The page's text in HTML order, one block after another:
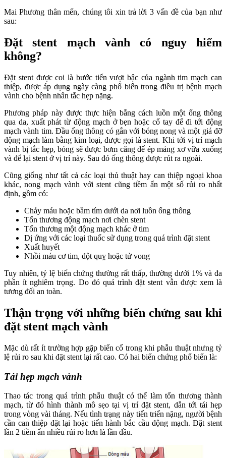
Mai Phương thân mến, chúng tôi xin trả lời 3 vấn đề của bạn như
sau:
Đặt stent mạch vành có nguy hiểm
không?
Đặt stent được coi là bước tiến vượt bậc của ngành tim mạch can
thiệp, được áp dụng ngày càng phổ biến trong điều trị bệnh mạch
vành cho bệnh nhân tắc hẹp nặng.
Phương pháp này được thực hiện bằng cách luồn một ống thông
qua da, xuất phát từ động mạch ở bẹn hoặc cổ tay để đi tới động
mạch vành tim. Đầu ống thông có gắn với bóng nong và một giá đỡ
động mạch làm bằng kim loại, được gọi là stent. Khi tới vị trí mạch
vành bị tắc hẹp, bóng sẽ được bơm căng để ép mảng xơ vữa xuống
và để lại stent ở vị trí này. Sau đó ống thông được rút ra ngoài.
Cũng giống như tất cả các loại thủ thuật hay can thiệp ngoại khoa
khác, nong mạch vành với stent cũng tiềm ẩn một số rủi ro nhất
định, gồm có:
Chảy máu hoặc bầm tím dưới da nơi luồn ống thông
Tổn thương động mạch nơi chèn stent
Tổn thương một động mạch khác ở tim
Dị ứng với các loại thuốc sử dụng trong quá trình đặt stent
Xuất huyết
Nhồi máu cơ tim, đột quỵ hoặc tử vong
Tuy nhiên, tỷ lệ biến chứng thường rất thấp, thường dưới 1% và đa
phần ít nghiêm trọng. Do đó quá trình đặt stent vẫn được xem là
tương đối an toàn.
Thận trọng với những biến chứng sau khi
đặt stent mạch vành
Mặc dù rất ít trường hợp gặp biến cố trong khi phẫu thuật nhưng tỷ
lệ rủi ro sau khi đặt stent lại rất cao. Có hai biến chứng phổ biến là:
Tái hẹp mạch vành
Thao tác trong quá trình phẫu thuật có thể làm tổn thương thành
mạch, từ đó hình thành mô sẹo tại vị trí đặt stent, dẫn tới tái hẹp
trong vòng vài tháng. Nếu tình trạng này tiến triển nặng, người bệnh
cần can thiệp đặt lại hoặc tiến hành bắc cầu động mạch. Đặt stent
lần 2 tiềm ẩn nhiều rủi ro hơn là lần đầu.